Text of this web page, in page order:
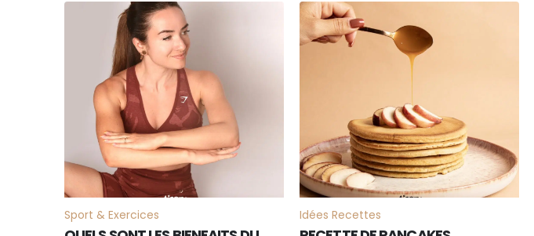
Sport & Exercices
10
FÉV
Idées Recettes